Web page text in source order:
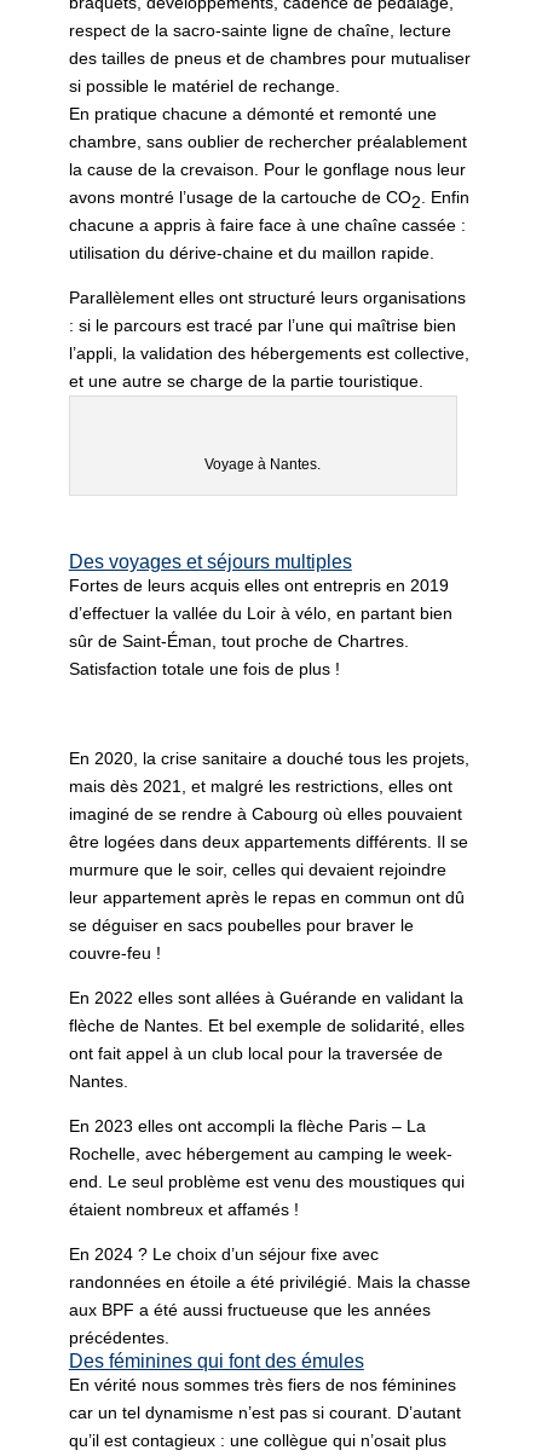
respect de la sacro-sainte ligne de chaîne, lecture
des tailles de pneus et de chambres pour mutualiser
si possible le matériel de rechange.
En pratique chacune a démonté et remonté une
chambre, sans oublier de rechercher préalablement
la cause de la crevaison. Pour le gonflage nous leur
avons montré l’usage de la cartouche de CO2 . Enfin
chacune a appris à faire face à une chaîne cassée :
utilisation du dérive-chaine et du maillon rapide.
Parallèlement elles ont structuré leurs organisations
: si le parcours est tracé par l’une qui maîtrise bien
l’appli, la validation des hébergements est collective,
et une autre se charge de la partie touristique.
Voyage à Nantes.
Des voyages et séjours multiples
Fortes de leurs acquis elles ont entrepris en 2019
d’effectuer la vallée du Loir à vélo, en partant bien
sûr de Saint-Éman, tout proche de Chartres.
Satisfaction totale une fois de plus !
En 2020, la crise sanitaire a douché tous les projets,
mais dès 2021, et malgré les restrictions, elles ont
imaginé de se rendre à Cabourg où elles pouvaient
être logées dans deux appartements différents. Il se
murmure que le soir, celles qui devaient rejoindre
leur appartement après le repas en commun ont dû
se déguiser en sacs poubelles pour braver le
couvre-feu !
En 2022 elles sont allées à Guérande en validant la
flèche de Nantes. Et bel exemple de solidarité, elles
ont fait appel à un club local pour la traversée de
Nantes.
En 2023 elles ont accompli la flèche Paris – La
Rochelle, avec hébergement au camping le week-
end. Le seul problème est venu des moustiques qui
étaient nombreux et affamés !
En 2024 ? Le choix d’un séjour fixe avec
randonnées en étoile a été privilégié. Mais la chasse
aux BPF a été aussi fructueuse que les années
précédentes.
Des féminines qui font des émules
En vérité nous sommes très fiers de nos féminines
car un tel dynamisme n’est pas si courant. D’autant
qu’il est contagieux : une collègue qui n’osait plus